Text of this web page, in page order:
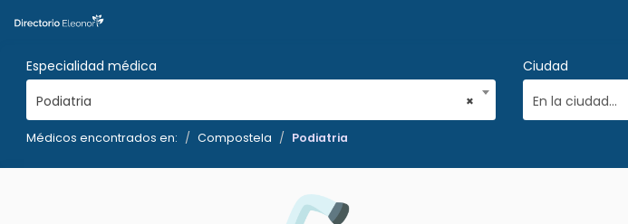
Especialidad médica
×
Podiatria
Ciudad
En la ciudad...
Médicos encontrados en: Compostela Podiatria